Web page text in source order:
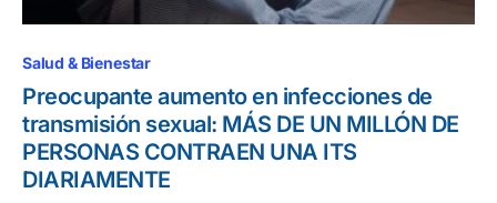
Salud & Bienestar
Preocupante aumento en infecciones de
transmisión sexual: MÁS DE UN MILLÓN DE
PERSONAS CONTRAEN UNA ITS
DIARIAMENTE